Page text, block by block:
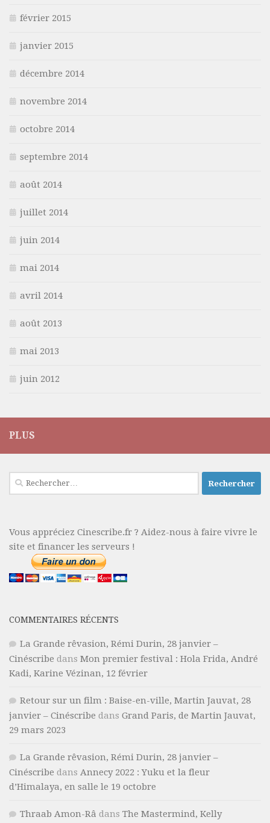
février 2015
janvier 2015
décembre 2014
novembre 2014
octobre 2014
septembre 2014
août 2014
juillet 2014
juin 2014
mai 2014
avril 2014
août 2013
mai 2013
juin 2012
PLUS
Rechercher :
Vous appréciez Cinescribe.fr ? Aidez-nous à faire vivre le
site et financer les serveurs !
COMMENTAIRES RÉCENTS
La Grande rêvasion, Rémi Durin, 28 janvier –
Cinéscribe dans Mon premier festival : Hola Frida, André
Kadi, Karine Vézinan, 12 février
Retour sur un film : Baise-en-ville, Martin Jauvat, 28
janvier – Cinéscribe dans Grand Paris, de Martin Jauvat,
29 mars 2023
La Grande rêvasion, Rémi Durin, 28 janvier –
Cinéscribe dans Annecy 2022 : Yuku et la fleur
d’Himalaya, en salle le 19 octobre
Thraab Amon-Râ dans The Mastermind, Kelly